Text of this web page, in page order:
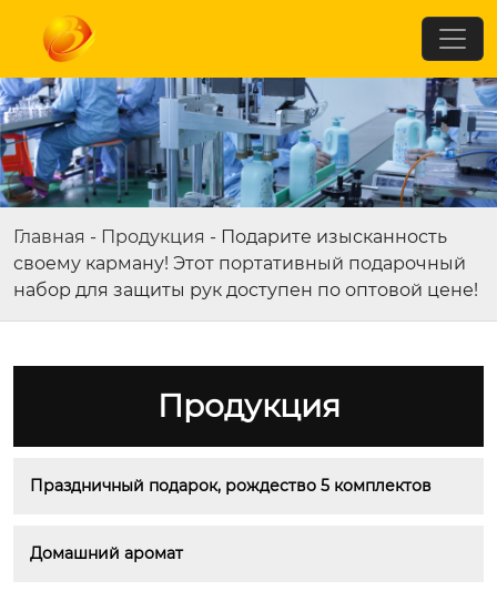
Главная - Продукция - Подарите изысканность
своему карману! Этот портативный подарочный
набор для защиты рук доступен по оптовой цене!​​
Продукция
Праздничный подарок, рождество 5 комплектов
Домашний аромат